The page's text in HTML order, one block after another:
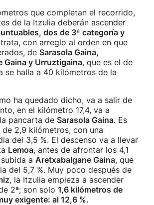
que completan el recorrido,
de la Itzulia deberán ascender
dos de 3ª categoría y
trata, con arreglo al orden en que
de Sarasola Gaina,
Gaina y Urruztigaina, que es el de
se halla a 40 kilómetros de la
ha quedado dicho, va a salir de
en el kilómetro 17,4, va a
pancarta de Sarasola Gaina. Es
de 2,9 kilómetros, con una
del 3,5 %. El descenso va a llevar
Lemoa, antes de afrontar los 4,1
a Aretxabalgane Gaina, que
del 5,7 %. Muy poco después de
, la Itzulia empieza a ascender
2ª; son solo 1,6 kilómetros de
exigente: al 12,6 %.